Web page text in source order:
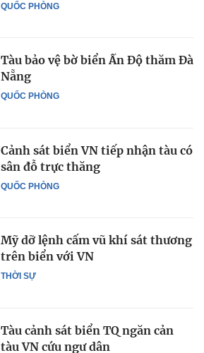
QUỐC PHÒNG
QUỐC PHÒNG
Tàu bảo vệ bờ biển Ấn Độ thăm Đà
Nẵng
QUỐC PHÒNG
Cảnh sát biển VN tiếp nhận tàu có
sân đỗ trực thăng
THỜI SỰ
Mỹ dỡ lệnh cấm vũ khí sát thương
trên biển với VN
Tàu cảnh sát biển TQ ngăn cản
tàu VN cứu ngư dân